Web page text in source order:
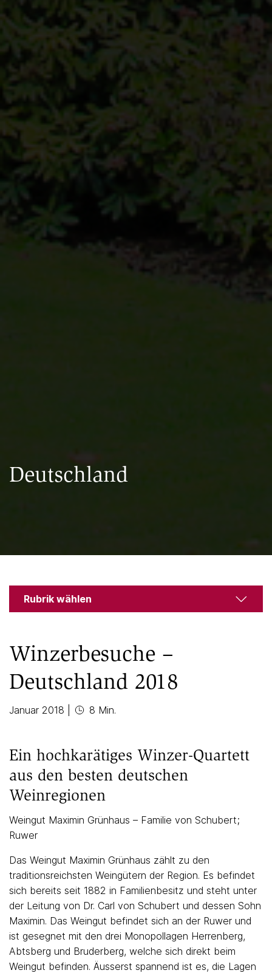
Deutschland
Rubrik wählen
Winzerbesuche –
Deutschland 2018
Januar 2018 8 Min.
Ein hochkarätiges Winzer-Quartett
aus den besten deutschen
Weinregionen
Weingut Maximin Grünhaus – Familie von Schubert;
Ruwer
Das Weingut Maximin Grünhaus zählt zu den
traditionsreichsten Weingütern der Region. Es befindet
sich bereits seit 1882 in Familienbesitz und steht unter
der Leitung von Dr. Carl von Schubert und dessen Sohn
Maximin. Das Weingut befindet sich an der Ruwer und
ist gesegnet mit den drei Monopollagen Herrenberg,
Abtsberg und Bruderberg, welche sich direkt beim
Weingut befinden. Äusserst spannend ist es, die Lagen